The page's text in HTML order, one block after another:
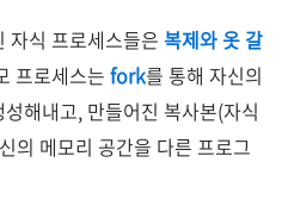
자식 프로세스들은 복제와 옷 갈
프로세스는 fork를 통해 자신의
해내고, 만들어진 복사본(자식
의 메모리 공간을 다른 프로그